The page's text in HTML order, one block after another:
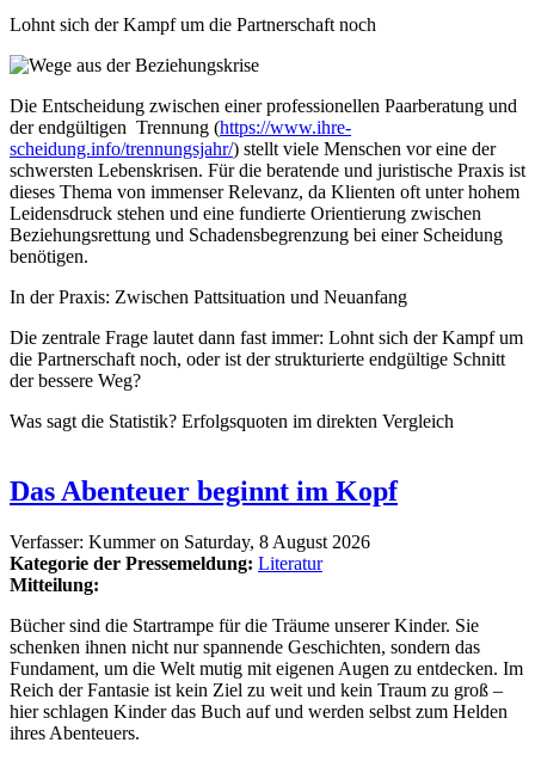
Lohnt sich der Kampf um die Partnerschaft noch
Die Entscheidung zwischen einer professionellen Paarberatung und
der endgültigen Trennung (https://www.ihre-
scheidung.info/trennungsjahr/) stellt viele Menschen vor eine der
schwersten Lebenskrisen. Für die beratende und juristische Praxis ist
dieses Thema von immenser Relevanz, da Klienten oft unter hohem
Leidensdruck stehen und eine fundierte Orientierung zwischen
Beziehungsrettung und Schadensbegrenzung bei einer Scheidung
benötigen.
In der Praxis: Zwischen Pattsituation und Neuanfang
Die zentrale Frage lautet dann fast immer: Lohnt sich der Kampf um
die Partnerschaft noch, oder ist der strukturierte endgültige Schnitt
der bessere Weg?
Was sagt die Statistik? Erfolgsquoten im direkten Vergleich
Das Abenteuer beginnt im Kopf
Verfasser: Kummeron Saturday, 8 August 2026
Kategorie der Pressemeldung: Literatur
Mitteilung:
Bücher sind die Startrampe für die Träume unserer Kinder. Sie
schenken ihnen nicht nur spannende Geschichten, sondern das
Fundament, um die Welt mutig mit eigenen Augen zu entdecken. Im
Reich der Fantasie ist kein Ziel zu weit und kein Traum zu groß –
hier schlagen Kinder das Buch auf und werden selbst zum Helden
ihres Abenteuers.